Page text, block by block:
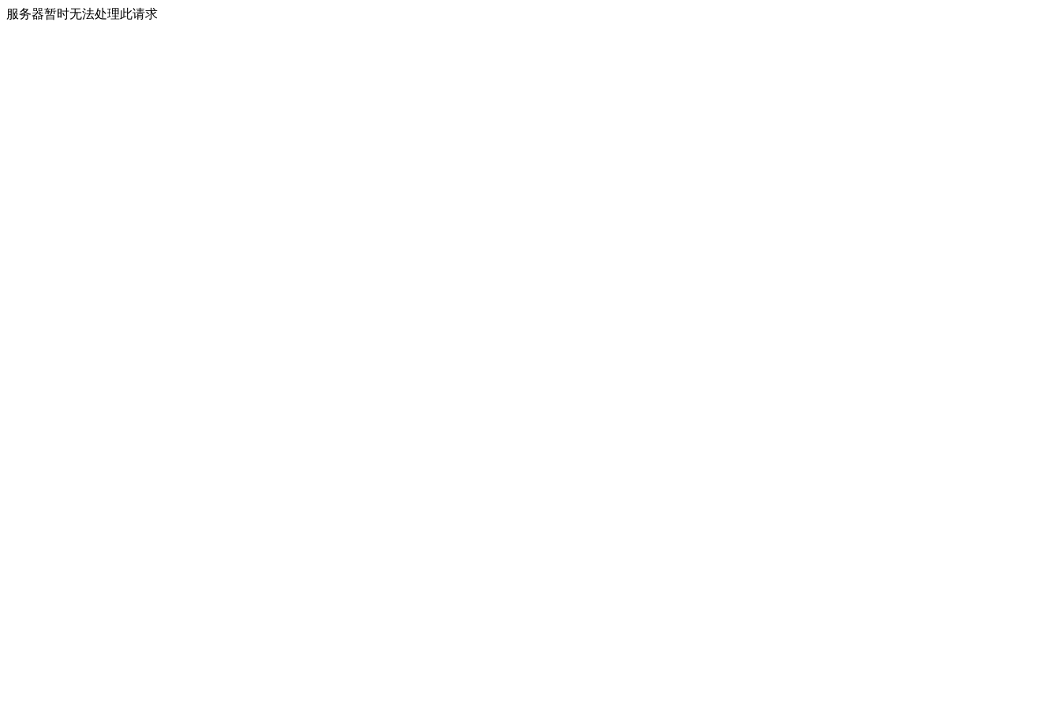
服务器暂时无法处理此请求